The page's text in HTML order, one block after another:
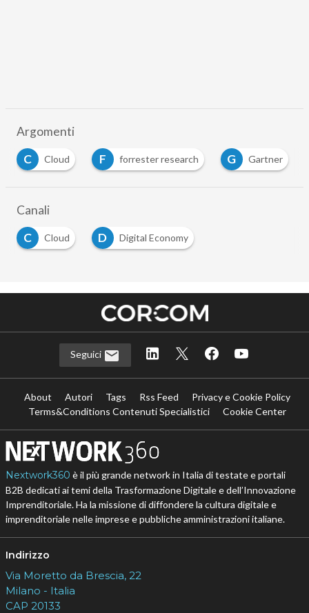
Argomenti
F forrester research G Gartner P
Canali
C
Cloud D Digital Economy
Seguici
About Autori Tags Rss Feed
Privacy e Cookie Policy
Terms&Conditions Contenuti Specialistici
Cookie Center
Nextwork360 è il più grande network in Italia di testate e portali
B2B dedicati ai temi della Trasformazione Digitale e dell’Innovazione
Imprenditoriale. Ha la missione di diffondere la cultura digitale e
imprenditoriale nelle imprese e pubbliche amministrazioni italiane.
Indirizzo
Via Moretto da Brescia, 22
Milano - Italia
CAP 20133